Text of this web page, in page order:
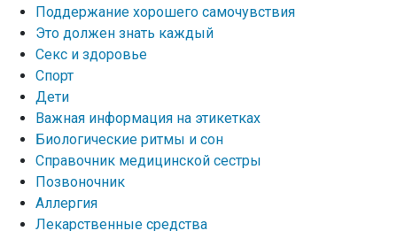
Поддержание хорошего самочувствия
Это должен знать каждый
Секс и здоровье
Спорт
Дети
Важная информация на этикетках
Биологические ритмы и сон
Справочник медицинской сестры
Позвоночник
Аллергия
Лекарственные средства